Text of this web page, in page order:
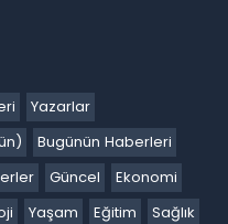
Yazarlar
Bugünün Haberleri
Güncel
Ekonomi
Yaşam Eğitim
Sağlık